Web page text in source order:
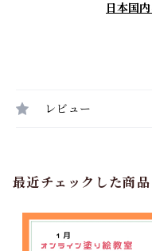
日本国
レビュー
最近チェックした商品